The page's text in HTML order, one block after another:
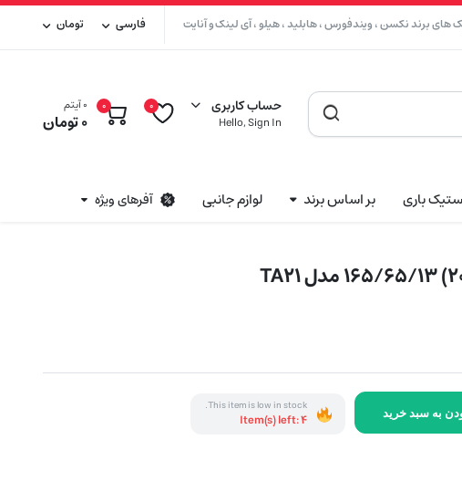
های برند نکسن ، ویندفورس ، هابلید ، هیلو ، آی لینک و آنایت فارسی تومان
حساب کاربری
Hello, Sign In
0
0 0 آیتم
0تومان
باری بر اساس برند لوازم جانبی آفرهای ویژه
به سبد خرید This item is low in stock.
Item(s) left: 4